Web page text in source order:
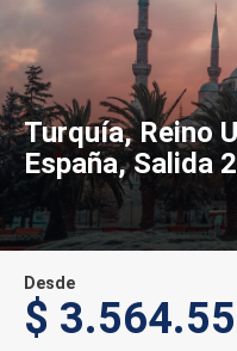
Turquía, Reino
España, Salida
Desde
$